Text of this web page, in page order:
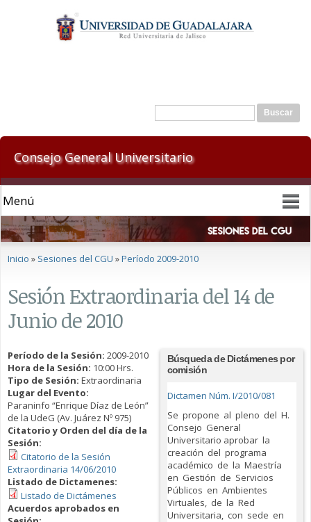
contenido
principal
Formulario de búsqueda
Buscar
Consejo General Universitario
Se encuentra usted aquí
Inicio » Sesiones del CGU »Período 2009-2010
Sesión Extraordinaria del 14 de
Junio de 2010
Período de la Sesión: 2009-2010
Hora de la Sesión: 10:00 Hrs.
Tipo de Sesión: Extraordinaria
Lugar del Evento:
Paraninfo “Enrique Díaz de León”
de la UdeG (Av. Juárez Nº 975)
Citatorio y Orden del día de la
Sesión:
Citatorio de la Sesión
Extraordinaria 14/06/2010
Listado de Dictamenes:
Listado de Dictámenes
Acuerdos aprobados en
Búsqueda de Dictámenes por
comisión
Dictamen Núm. I/2010/081
Se propone al pleno del H.
Consejo General
Universitario aprobar la
creación del programa
académico de la Maestría
en Gestión de Servicios
Públicos en Ambientes
Virtuales, de la Red
Universitaria, con sede en